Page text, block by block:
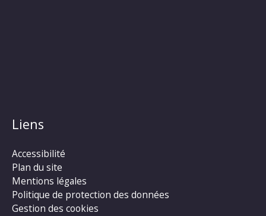
Liens
Accessibilité
Plan du site
Mentions légales
Politique de protection des données
Gestion des cookies